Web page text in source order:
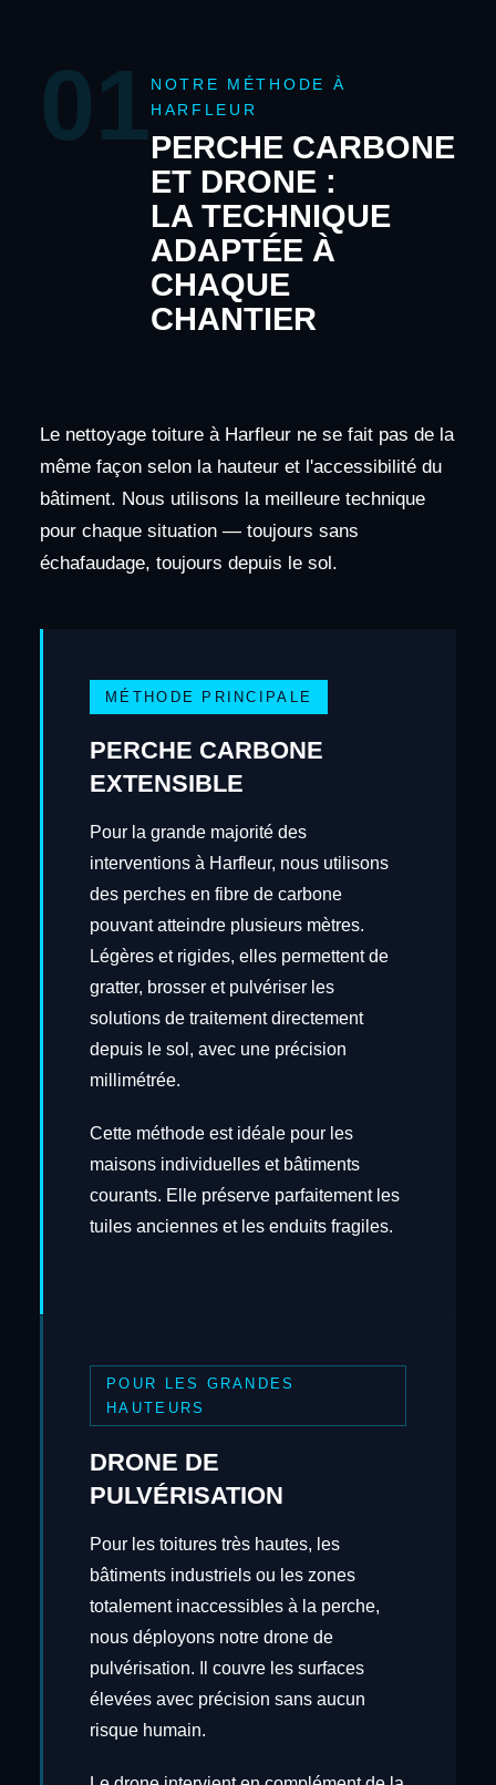
01 NOTRE MÉTHODE À
HARFLEUR
PERCHE CARBONE
ET DRONE :
LA TECHNIQUE
ADAPTÉE À
CHAQUE
CHANTIER
Le nettoyage toiture à Harfleur ne se fait pas de la
même façon selon la hauteur et l'accessibilité du
bâtiment. Nous utilisons la meilleure technique
pour chaque situation — toujours sans
échafaudage, toujours depuis le sol.
MÉTHODE PRINCIPALE
PERCHE CARBONE
EXTENSIBLE
Pour la grande majorité des
interventions à Harfleur, nous utilisons
des perches en fibre de carbone
pouvant atteindre plusieurs mètres.
Légères et rigides, elles permettent de
gratter, brosser et pulvériser les
solutions de traitement directement
depuis le sol, avec une précision
millimétrée.
Cette méthode est idéale pour les
maisons individuelles et bâtiments
courants. Elle préserve parfaitement les
tuiles anciennes et les enduits fragiles.
POUR LES GRANDES
HAUTEURS
DRONE DE
PULVÉRISATION
Pour les toitures très hautes, les
bâtiments industriels ou les zones
totalement inaccessibles à la perche,
nous déployons notre drone de
pulvérisation. Il couvre les surfaces
élevées avec précision sans aucun
risque humain.